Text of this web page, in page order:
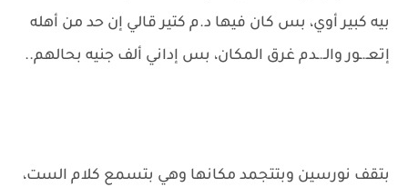
بيه كبير أوي، بس كان فيها د.م كتير قالي إن حد من أهله
إتعـ.ـور والـ.ـدم غرق المكان، بس إداني ألف جنيه بحالهم..
بتقف نورسين وبتتجمد مكانها وهي بتسمع كلام الست،